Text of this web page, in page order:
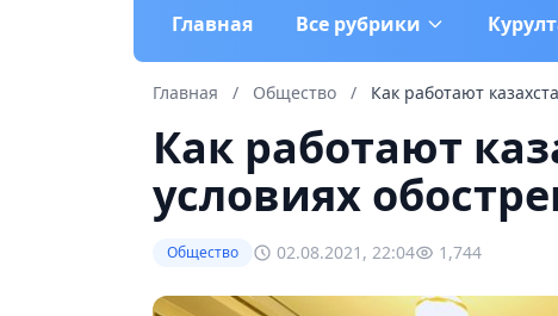
Главная Все рубрики
Главная / Общество / Как работают
Как работают
условиях
Общество 02.08.2021, 22:04 1,744